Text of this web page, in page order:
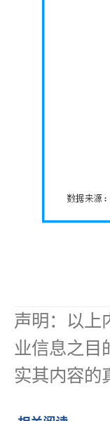
声明：以上
业信息之目
实其内容的